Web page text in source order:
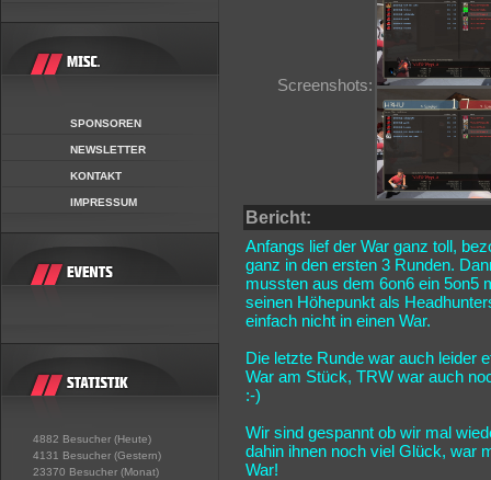
SPONSOREN
NEWSLETTER
KONTAKT
IMPRESSUM
4882 Besucher (Heute)
4131 Besucher (Gestern)
23370 Besucher (Monat)
Screenshots:
Bericht:
Anfangs lief der War ganz toll,
ganz in den ersten 3 Runden.
mussten aus dem 6on6 ein 5on5
seinen Höhepunkt als
einfach nicht in einen War.
Die letzte Runde war auch leider
War am Stück, TRW war auch
:-)
Wir sind gespannt ob wir mal
dahin ihnen noch viel Glück, war
War!